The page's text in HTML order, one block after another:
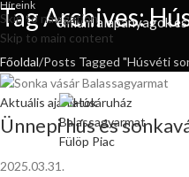
Skip to navigation
Skip to main content
Híreink
prémium alapanyagok és
Tag Archives:
Főoldal Posts Tagged "Húsvéti
Aktuális ajánlatok
Ünnepi hús és
2025.03.31.